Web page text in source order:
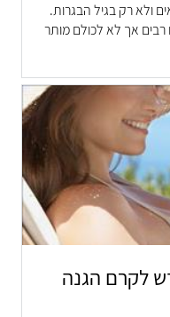
ולא רק בגיל הבגרות.
רבים אך לא לכולם מותר
חדש לקרם הגנה